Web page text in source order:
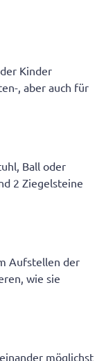
Kinder
, aber auch für
Ball oder
2 Ziegelsteine
Aufstellen der
wie sie
möglichst